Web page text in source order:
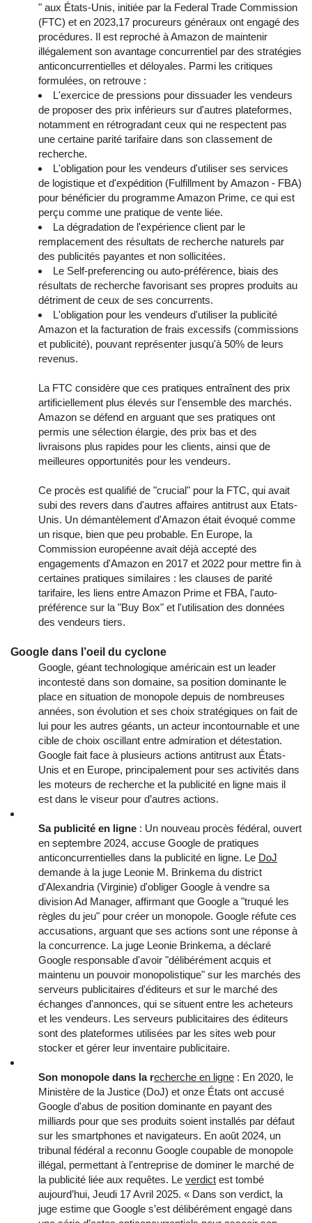
" aux États-Unis, initiée par la Federal Trade Commission
(FTC) et en 2023,17 procureurs généraux ont engagé des
procédures. Il est reproché à Amazon de maintenir
illégalement son avantage concurrentiel par des stratégies
anticoncurrentielles et déloyales. Parmi les critiques
formulées, on retrouve :
L'exercice de pressions pour dissuader les vendeurs
de proposer des prix inférieurs sur d'autres plateformes,
notamment en rétrogradant ceux qui ne respectent pas
une certaine parité tarifaire dans son classement de
recherche.
L'obligation pour les vendeurs d'utiliser ses services
de logistique et d'expédition (Fulfillment by Amazon - FBA)
pour bénéficier du programme Amazon Prime, ce qui est
perçu comme une pratique de vente liée.
La dégradation de l'expérience client par le
remplacement des résultats de recherche naturels par
des publicités payantes et non sollicitées.
Le Self-preferencing ou auto-préférence, biais des
résultats de recherche favorisant ses propres produits au
détriment de ceux de ses concurrents.
L'obligation pour les vendeurs d'utiliser la publicité
Amazon et la facturation de frais excessifs (commissions
et publicité), pouvant représenter jusqu'à 50% de leurs
revenus.
La FTC considère que ces pratiques entraînent des prix
artificiellement plus élevés sur l'ensemble des marchés.
Amazon se défend en arguant que ses pratiques ont
permis une sélection élargie, des prix bas et des
livraisons plus rapides pour les clients, ainsi que de
meilleures opportunités pour les vendeurs.
Ce procès est qualifié de "crucial" pour la FTC, qui avait
subi des revers dans d'autres affaires antitrust aux Etats-
Unis. Un démantèlement d'Amazon était évoqué comme
un risque, bien que peu probable. En Europe, la
Commission européenne avait déjà accepté des
engagements d'Amazon en 2017 et 2022 pour mettre fin à
certaines pratiques similaires : les clauses de parité
tarifaire, les liens entre Amazon Prime et FBA, l'auto-
préférence sur la "Buy Box" et l'utilisation des données
des vendeurs tiers.
Google dans l’oeil du cyclone
Google, géant technologique américain est un leader
incontesté dans son domaine, sa position dominante le
place en situation de monopole depuis de nombreuses
années, son évolution et ses choix stratégiques on fait de
lui pour les autres géants, un acteur incontournable et une
cible de choix oscillant entre admiration et détestation.
Google fait face à plusieurs actions antitrust aux États-
Unis et en Europe, principalement pour ses activités dans
les moteurs de recherche et la publicité en ligne mais il
est dans le viseur pour d’autres actions.
Sa publicité en ligne : Un nouveau procès fédéral, ouvert
en septembre 2024, accuse Google de pratiques
anticoncurrentielles dans la publicité en ligne. Le DoJ
demande à la juge Leonie M. Brinkema du district
d'Alexandria (Virginie) d'obliger Google à vendre sa
division Ad Manager, affirmant que Google a "truqué les
règles du jeu" pour créer un monopole. Google réfute ces
accusations, arguant que ses actions sont une réponse à
la concurrence. La juge Leonie Brinkema, a déclaré
Google responsable d'avoir "délibérément acquis et
maintenu un pouvoir monopolistique" sur les marchés des
serveurs publicitaires d'éditeurs et sur le marché des
échanges d'annonces, qui se situent entre les acheteurs
et les vendeurs. Les serveurs publicitaires des éditeurs
sont des plateformes utilisées par les sites web pour
stocker et gérer leur inventaire publicitaire.
Son monopole dans la recherche en ligne : En 2020, le
Ministère de la Justice (DoJ) et onze États ont accusé
Google d'abus de position dominante en payant des
milliards pour que ses produits soient installés par défaut
sur les smartphones et navigateurs. En août 2024, un
tribunal fédéral a reconnu Google coupable de monopole
illégal, permettant à l'entreprise de dominer le marché de
la publicité liée aux requêtes. Le verdict est tombé
aujourd’hui, Jeudi 17 Avril 2025. « Dans son verdict, la
juge estime que Google s’est délibérément engagé dans